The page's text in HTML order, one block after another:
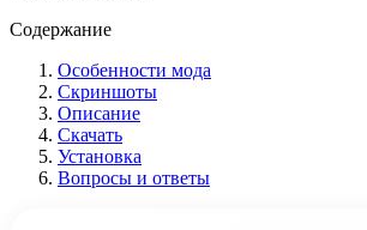
Содержание
Особенности мода
Скриншоты
Описание
Скачать
Установка
Вопросы и ответы